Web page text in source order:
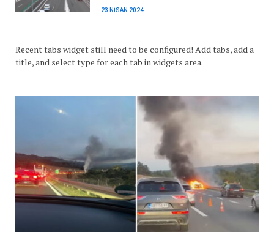
23 NISAN 2024
Recent tabs widget still need to be configured! Add tabs, add a
title, and select type for each tab in widgets area.